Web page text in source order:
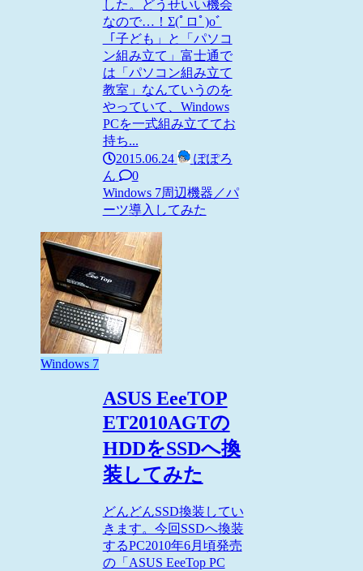
した。どうせいい機会
なので…！Σ(ﾟロﾟ)oﾞ
「子ども」と「パソコ
ン組み立て」富士通で
は「パソコン組み立て
教室」なんていうのを
やっていて、Windows
PCを一式組み立ててお
持ち...
2015.06.24
ぽぽろ
ん
0
Windows 7周辺機器／パ
ーツ導入してみた
Windows 7
ASUS EeeTOP
ET2010AGTの
HDDをSSDへ換
装してみた
どんどんSSD換装してい
きます。今回SSDへ換装
するPC2010年6月頃発売
の「ASUS EeeTop PC